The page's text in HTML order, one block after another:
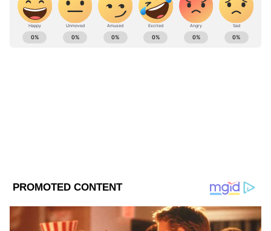
সেটা ফেরাতে পারে যোগা।
যোগা কীভাবে থাইরয়েডের ক্লান্তি কমায়?
ABOUT THE AUTHOR